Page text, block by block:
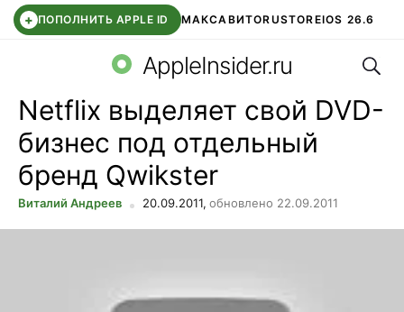
+ ПОПОЛНИТЬ APPLE ID МАКСАВИТОRUSTOREIOS 26.6
СБЕР КИДС ВТБ ОНЛАЙН ЧАТ В ROBLOX
AppleInsider.ru
Netflix выделяет свой DVD-
бизнес под отдельный
бренд Qwikster
Виталий Андреев 20.09.2011, обновлено 22.09.2011